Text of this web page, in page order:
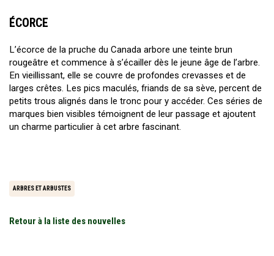
ÉCORCE
L’écorce de la pruche du Canada arbore une teinte brun
rougeâtre et commence à s’écailler dès le jeune âge de l’arbre.
En vieillissant, elle se couvre de profondes crevasses et de
larges crêtes. Les pics maculés, friands de sa sève, percent de
petits trous alignés dans le tronc pour y accéder. Ces séries de
marques bien visibles témoignent de leur passage et ajoutent
un charme particulier à cet arbre fascinant.
ARBRES ET ARBUSTES
Retour à la liste des nouvelles